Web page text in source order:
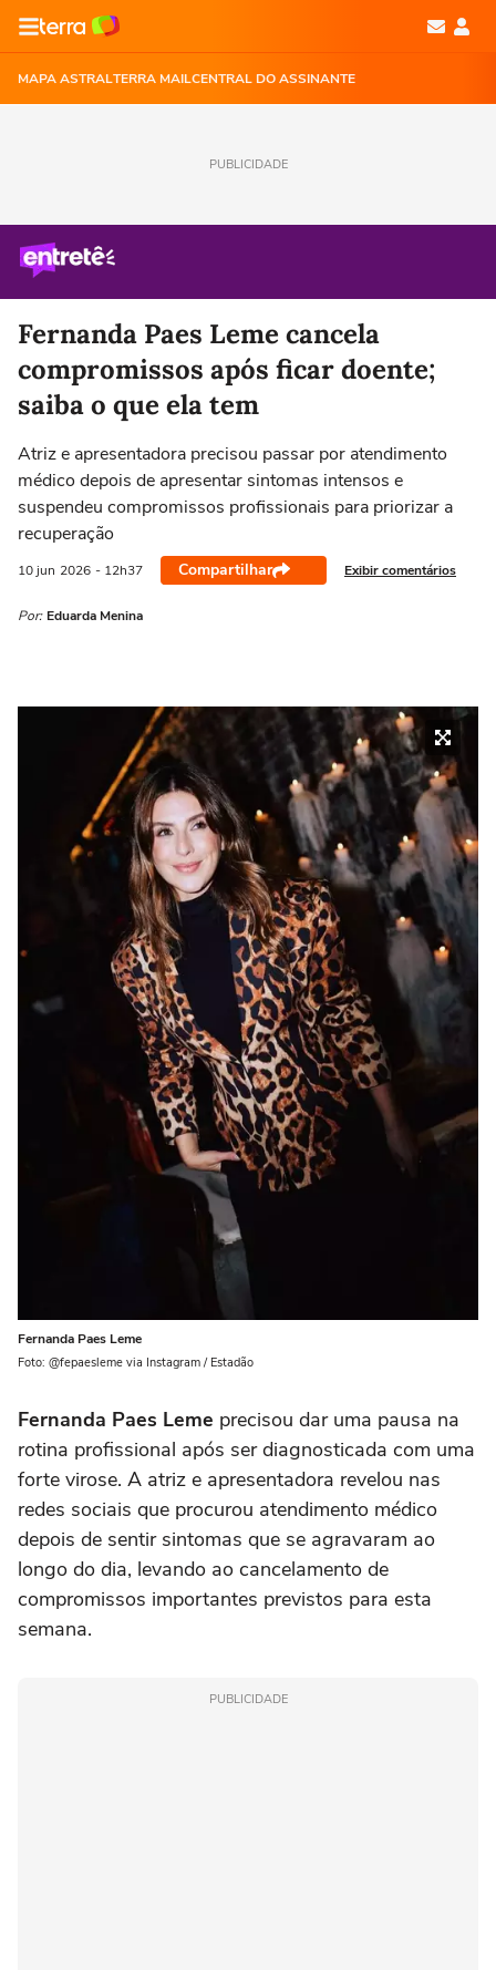
MAPA ASTRALTERRA MAILCENTRAL DO ASSINANTE
PUBLICIDADE
Fernanda Paes Leme cancela
compromissos após ficar doente;
saiba o que ela tem
Atriz e apresentadora precisou passar por atendimento
médico depois de apresentar sintomas intensos e
suspendeu compromissos profissionais para priorizar a
recuperação
10 jun 2026 - 12h37 Compartilhar Exibir comentários
Por: Eduarda Menina
Fernanda Paes Leme
Foto: @fepaesleme via Instagram / Estadão
Fernanda Paes Leme precisou dar uma pausa na
rotina profissional após ser diagnosticada com uma
forte virose. A atriz e apresentadora revelou nas
redes sociais que procurou atendimento médico
depois de sentir sintomas que se agravaram ao
longo do dia, levando ao cancelamento de
compromissos importantes previstos para esta
semana.
PUBLICIDADE